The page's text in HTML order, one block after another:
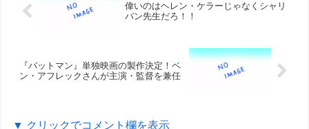
偉いのはヘレン・ケラーじゃなくシャリ
バン先生だろ！！
『バットマン』単独映画の製作決定！ベ
ン・アフレックさんが主演・監督を兼任
▼ クリックでコメント欄を表示